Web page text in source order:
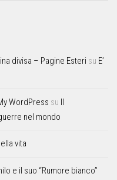
divisa – Pagine Esteri su E’
WordPress su Il
nel mondo
vita
e il suo “Rumore bianco”